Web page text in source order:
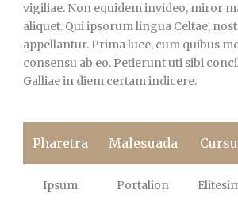
vigiliae. Non equidem invideo, miror
aliquet. Qui ipsorum lingua Celtae,
appellantur. Prima luce, cum quibus
consensu ab eo. Petierunt uti sibi
Galliae in diem certam indicere.
Pharetra Malesuada
Ipsum Portalion